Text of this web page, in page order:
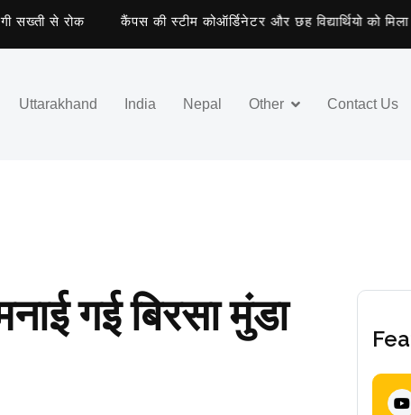
से रोक कैंपस की स्टीम कोऑर्डिनेटर और छह विद्यार्थियो को मिला
Uttarakhand India Nepal Other Contact Us
गई बिरसा मुंडा